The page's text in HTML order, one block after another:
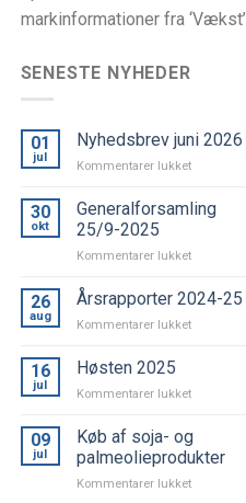
markinformationer fra ‘Vækst’.
SENESTE NYHEDER
01
jul
Nyhedsbrev juni 2026
Kommentarer lukkettil
juni
2026
30
okt
Generalforsamling
25/9-2025
Kommentarer lukkettil
25/9-
26
aug
Årsrapporter 2024-25
Kommentarer lukkettil
16
jul
Høsten 2025
Kommentarer lukkettil
2025
09
jul
Køb af soja- og
palmeolieprodukter
Kommentarer lukkettil